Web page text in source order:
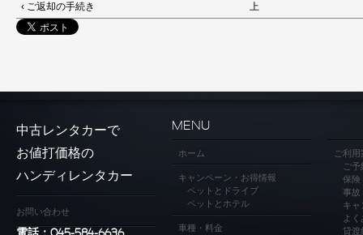
‹ ご返却の手続き 上
中古レンタカーで
お値打価格の
ハンディレンタカー
お問い合わせ
MENU
ホーム
キャンペーン・お得情報
ペットとドライブ
ペットとホテル
車種・料金
ご利
ご
保険
事故
キャ
よ
貸渡